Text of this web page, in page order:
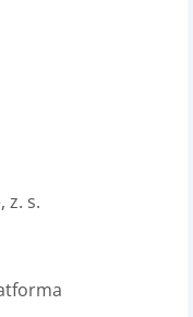
z. s.